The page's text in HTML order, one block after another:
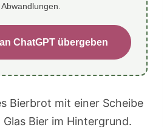
Abwandlungen.
ChatGPT übergeben